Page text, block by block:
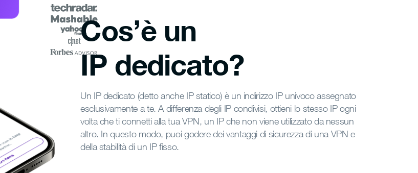
Cos’è un
IP dedicato?
Un IP dedicato (detto anche IP statico) è un indirizzo IP univoco assegnato
esclusivamente a te. A differenza degli IP condivisi, ottieni lo stesso IP ogni
volta che ti connetti alla tua VPN, un IP che non viene utilizzato da nessun
altro. In questo modo, puoi godere dei vantaggi di sicurezza di una VPN e
della stabilità di un IP fisso.